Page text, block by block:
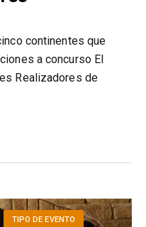
continentes que
a concurso El
Realizadores de
TIPO DE EVENTO